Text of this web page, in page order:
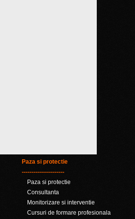
Paza si protectie
----------------------
Paza si protectie
Consultanta
Monitorizare si interventie
Cursuri de formare profesionala